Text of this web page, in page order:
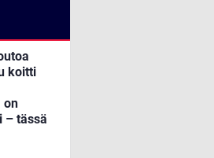
koitti
on
– tässä